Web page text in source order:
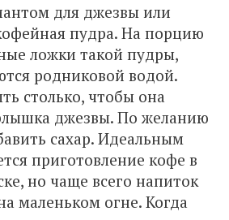
для джезвы или
пудра. На порцию
ложки такой пудры,
родниковой водой.
столько, чтобы она
джезвы. По желанию
сахар. Идеальным
приготовление кофе в
но чаще всего напиток
маленьком огне. Когда